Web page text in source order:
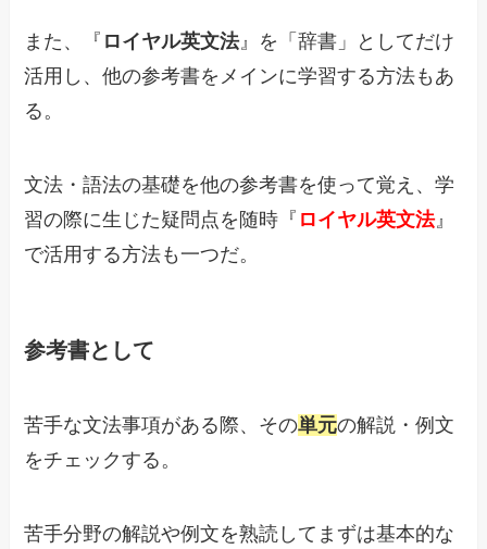
また、『 ロイヤル英文法』を「辞書」としてだけ
活用し、他の参考書をメインに学習する方法もあ
る。
文法・語法の基礎を他の参考書を使って覚え、学
習の際に生じた疑問点を随時『 ロイヤル英文法』
で活用する方法も一つだ。
参考書として
苦手な文法事項がある際、その単元の解説・例文
をチェックする。
苦手分野の解説や例文を熟読してまずは基本的な